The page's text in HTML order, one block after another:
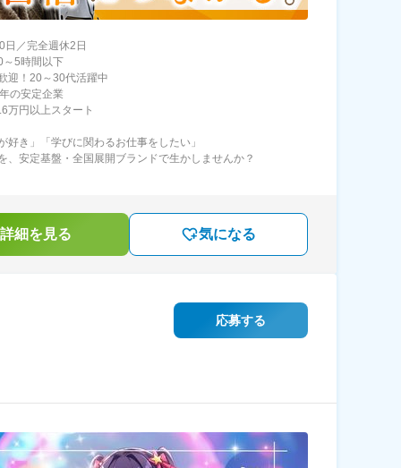
／完全週休2日
5時間以下
迎！20～30代活躍中
の安定企業
万円以上スタート
好き」「学びに関わるお仕事をしたい」
、安定基盤・全国展開ブランドで生かしませんか？
細を見る 気になる
応募する